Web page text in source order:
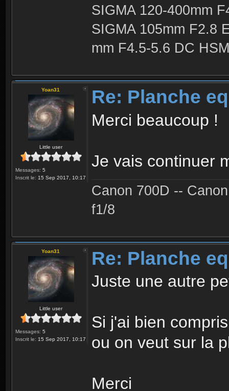
SIGMA 120-400mm
SIGMA 105mm F2.8
mm F4.5-5.6 DC
Yoan31
Little user
Messages: 5
Inscrit le: 15 Sep 2017, 10:17
Re: Planche
Merci beaucoup !
Je vais continuer
Canon 700D --
f1/8
Yoan31
Little user
Messages: 5
Inscrit le: 15 Sep 2017, 10:17
Re: Planche
Juste une autre
Si j'ai bien
ou on veut sur la
Merci